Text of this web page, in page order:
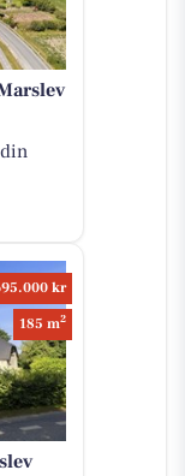
kr
185 m2